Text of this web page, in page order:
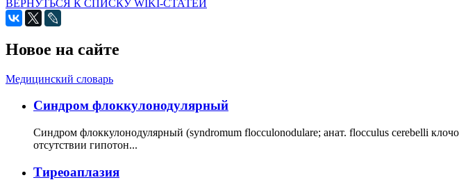
ВЕРНУТЬСЯ К СПИСКУ WIKI-СТАТЕЙ
Новое на сайте
Медицинский словарь
Cиндром флоккулонодулярный
Синдром флоккулонодулярный (syndromum flocculonodulare; анат. flocculus cerebelli
отсутствии гипотон...
Тиреоаплазия